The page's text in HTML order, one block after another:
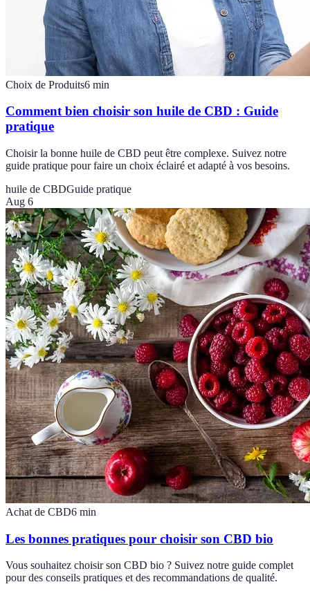
Choix de Produits6 min
Comment bien choisir son huile de CBD : Guide
pratique
Choisir la bonne huile de CBD peut être complexe. Suivez notre
guide pratique pour faire un choix éclairé et adapté à vos besoins.
huile de CBDGuide pratique
Aug 6
Achat de CBD6 min
Les bonnes pratiques pour choisir son CBD bio
Vous souhaitez choisir son CBD bio ? Suivez notre guide complet
pour des conseils pratiques et des recommandations de qualité.